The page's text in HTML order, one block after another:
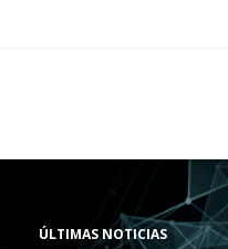
ÚLTIMAS NOTICIAS